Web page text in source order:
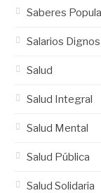
Saberes
Salarios Dignos
Salud
Salud Integral
Salud Mental
Salud Pública
Salud Solidaria